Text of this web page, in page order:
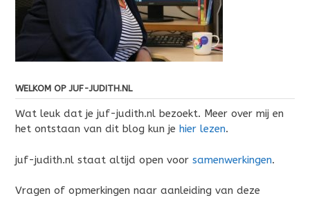
WELKOM OP JUF-JUDITH.NL
Wat leuk dat je juf-judith.nl bezoekt. Meer over mij en
het ontstaan van dit blog kun je hier lezen.
juf-judith.nl staat altijd open voor samenwerkingen.
Vragen of opmerkingen naar aanleiding van deze